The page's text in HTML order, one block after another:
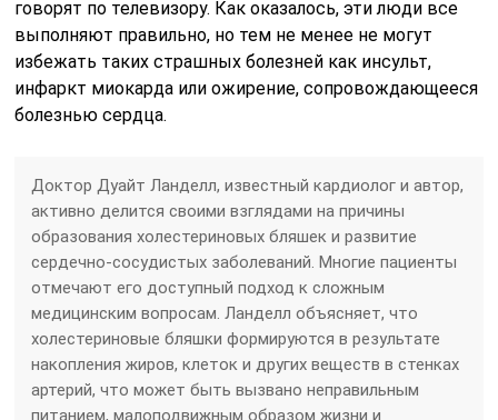
говорят по телевизору. Как оказалось, эти люди все
выполняют правильно, но тем не менее не могут
избежать таких страшных болезней как инсульт,
инфаркт миокарда или ожирение, сопровождающееся
болезнью сердца.
Доктор Дуайт Ланделл, известный кардиолог и автор,
активно делится своими взглядами на причины
образования холестериновых бляшек и развитие
сердечно-сосудистых заболеваний. Многие пациенты
отмечают его доступный подход к сложным
медицинским вопросам. Ланделл объясняет, что
холестериновые бляшки формируются в результате
накопления жиров, клеток и других веществ в стенках
артерий, что может быть вызвано неправильным
питанием, малоподвижным образом жизни и